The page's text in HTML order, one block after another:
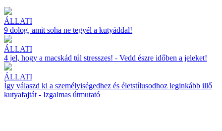
ÁLLATI
9 dolog, amit soha ne tegyél a kutyáddal!
ÁLLATI
4 jel, hogy a macskád túl stresszes! - Vedd észre időben a jeleket!
ÁLLATI
Így válaszd ki a személyiségedhez és életstílusodhoz leginkább illő
kutyafajtát - Izgalmas útmutató